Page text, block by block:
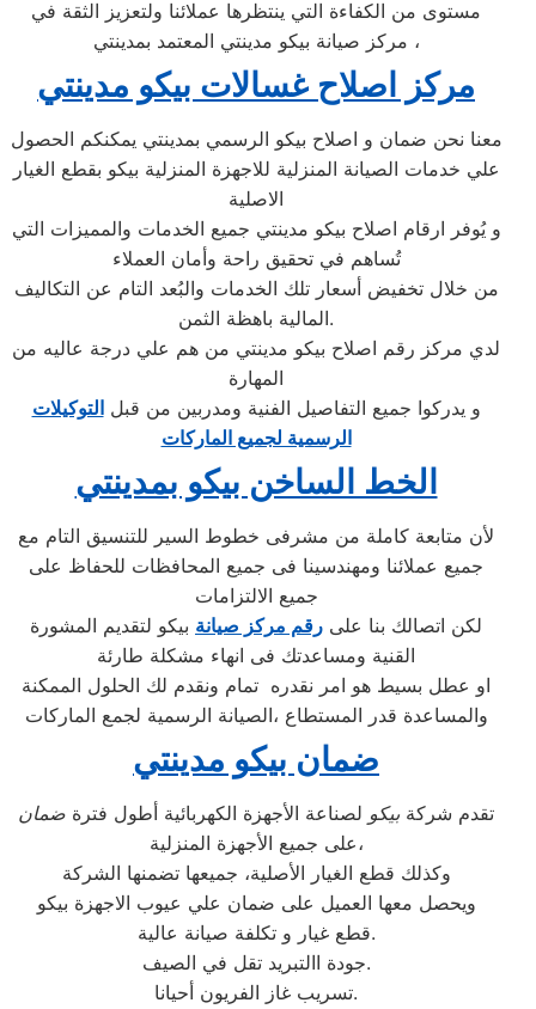
مستوى من الكفاءة التي ينتظرها عملائنا ولتعزيز الثقة في
مركز صيانة بيكو مدينتي المعتمد بمدينتي ،
مركز اصلاح غسالات بيكو مدينتي
معنا نحن ضمان و اصلاح بيكو الرسمي بمدينتي يمكنكم الحصول
علي خدمات الصيانة المنزلية للاجهزة المنزلية بيكو بقطع الغيار
الاصلية
و يُوفر ارقام اصلاح بيكو مدينتي جميع الخدمات والمميزات التي
تُساهم في تحقيق راحة وأمان العملاء
من خلال تخفيض أسعار تلك الخدمات والبُعد التام عن التكاليف
المالية باهظة الثمن.
لدي مركز رقم اصلاح بيكو مدينتي من هم علي درجة عاليه من
المهارة
و يدركوا جميع التفاصيل الفنية ومدربين من قبلالتوكيلات
الرسمية لجميع الماركات
الخط الساخن بيكو بمدينتي
لأن متابعة كاملة من مشرفى خطوط السير للتنسيق التام مع
جميع عملائنا ومهندسينا فى جميع المحافظات للحفاظ على
جميع الالتزامات
لكن اتصالك بنا على رقم مركز صيانة بيكو لتقديم المشورة
القنية ومساعدتك فى انهاء مشكلة طارئة
او عطل بسيط هو امر نقدره تمام ونقدم لك الحلول الممكنة
والمساعدة قدر المستطاع ،الصيانة الرسمية لجمع الماركات
ضمان بيكو مدينتي
تقدم شركة بيكو لصناعة الأجهزة الكهربائية أطول فترة ضمان
على جميع الأجهزة المنزلية،
وكذلك قطع الغيار الأصلية، جميعها تضمنها الشركة
ويحصل معها العميل على ضمان علي عيوب الاجهزة بيكو
قطع غيار و تكلفة صيانة عالية.
جودة االتبريد تقل في الصيف.
تسريب غاز الفريون أحيانا.